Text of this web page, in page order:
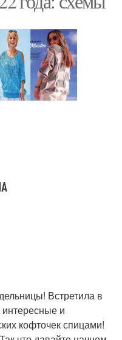
Встретила в
интересные и
кофточек спицами!